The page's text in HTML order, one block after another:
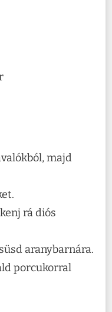
majd
rá diós
aranybarnára.
porcukorral